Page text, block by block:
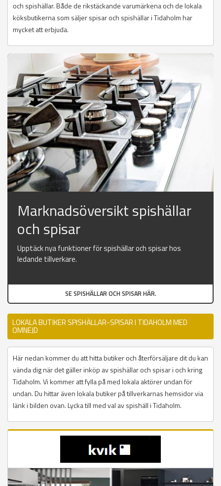
och spishällar. Både de rikstäckande varumärkena och de lokala
köksbutikerna som säljer spisar och spishällar i Tidaholm har
mycket att erbjuda.
Marknadsöversikt spishällar
och spisar
Upptäck nya funktioner för spishällar och spisar hos
ledande tillverkare.
SE SPISHÄLLAR OCH SPISAR HÄR.
LOKALA BUTIKER SPISHÄLLAR-SPISAR I TIDAHOLM MED
OMNEJD
Här nedan kommer du att hitta butiker och återförsäljare dit du kan
vända dig när det gäller inköp av spishällar och spisar i och kring
Tidaholm. Vi kommer att fylla på med lokala aktörer undan för
undan. Du hittar även lokala butiker på tillverkarnas hemsidor via
länk i bilden ovan. Lycka till med val av spishäll i Tidaholm.